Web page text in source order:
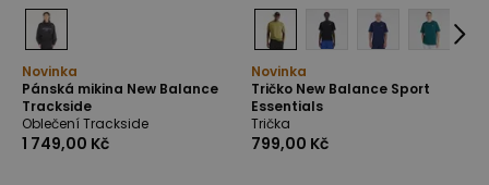
Novinka
Pánská mikina New Balance
Trackside
Oblečení Trackside
1 749,00 Kč
Novinka
Tričko New Balance Sport
Essentials
Trička
799,00 Kč